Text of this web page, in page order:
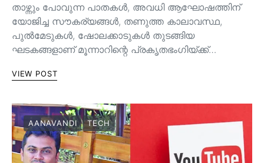
താഴ്ന്നും പോവുന്ന പാതകള്‍, അവധി ആഘോഷത്തിന്
യോജിച്ച സൗകര്യങ്ങള്‍, തണുത്ത കാലാവസ്ഥ,
പുൽമേടുകൾ, ഷോലക്കാടുകൾ തുടങ്ങിയ
ഘടകങ്ങളാണ് മൂന്നാറിന്റെ പ്രകൃതഭംഗിയ്ക്ക്…
VIEW POST
AANAVANDI TECH